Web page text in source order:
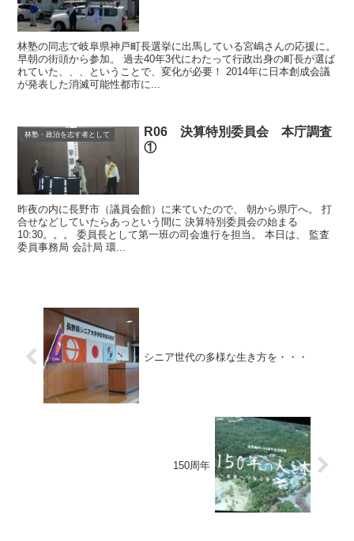
林塾の同志で岐阜県神戸町長選挙に出馬している宮嶋さんの応援に。
早朝の街頭から参加。 過去40年3代にわたって行政出身の町長が選ば
れていた、、、ということで、変化が必要！ 2014年に日本創成会議
が発表した消滅可能性都市に...
林塾・政治を志す者として
R06 決算特別委員会 本庁調査
①
昨夜の内に長野市（議員会館）に来ていたので、 朝から県庁へ。 打
合せなどしていたらあっという間に 決算特別委員会の始まる
10:30。。。 委員長として第一班の司会進行を担当。 本日は、 監査
委員事務局 会計局 環...
シニア世代の多様な生き方を・・・
150周年